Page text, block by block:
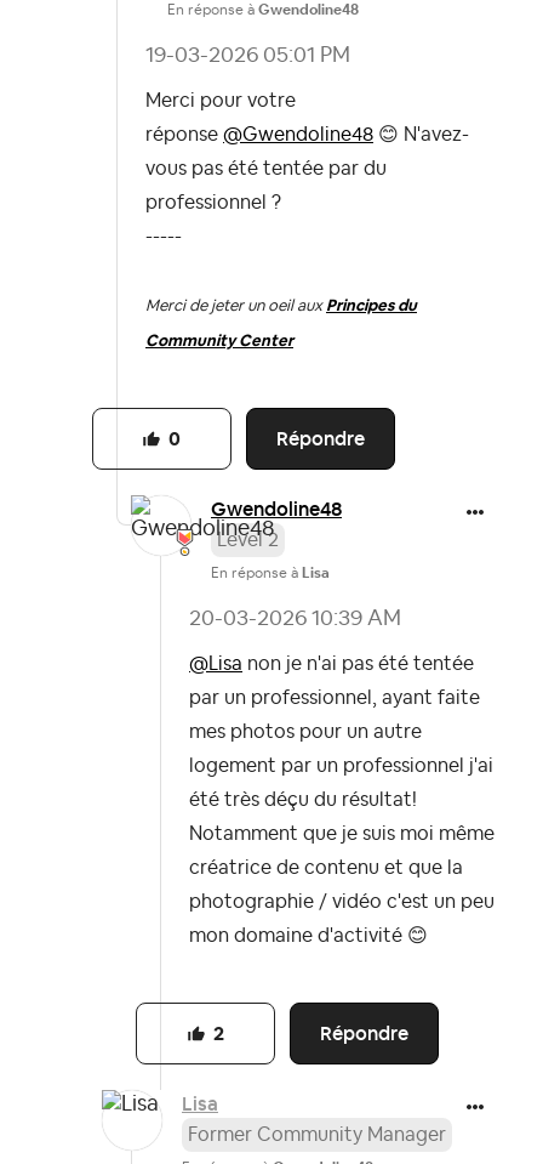
En réponse à Gwendoline48
‎19-03-2026 05:01 PM
Merci pour votre
réponse @Gwendoline48 😊 N'avez-
vous pas été tentée par du
professionnel ?
-----
Merci de jeter un oeil aux Principes du
Community Center
Répondre
0
Gwendoline48
Level 2
En réponse à Lisa
‎20-03-2026 10:39 AM
@Lisa non je n'ai pas été tentée
par un professionnel, ayant faite
mes photos pour un autre
logement par un professionnel j'ai
été très déçu du résultat!
Notamment que je suis moi même
créatrice de contenu et que la
photographie / vidéo c'est un peu
mon domaine d'activité 😊
Répondre
2
Lisa
Former Community Manager